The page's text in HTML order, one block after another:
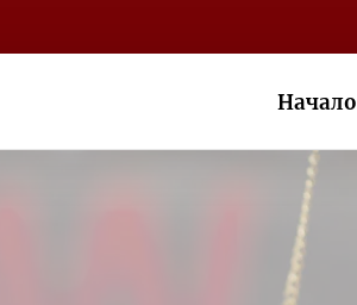
Начало